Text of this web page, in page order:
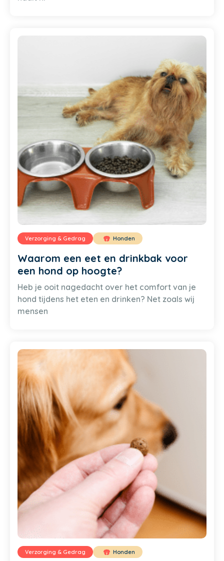
Verzorging & Gedrag Honden
Waarom een eet en drinkbak voor
een hond op hoogte?
Heb je ooit nagedacht over het comfort van je
hond tijdens het eten en drinken? Net zoals wij
mensen
Verzorging & Gedrag Honden